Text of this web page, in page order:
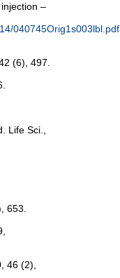
–
040745Orig1s003lbl.pdf
(6), 497.
Life Sci.,
653.
46 (2),